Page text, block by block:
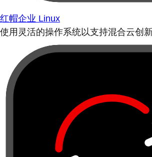
红帽企业 Linux
使用灵活的操作系统以支持混合云创新